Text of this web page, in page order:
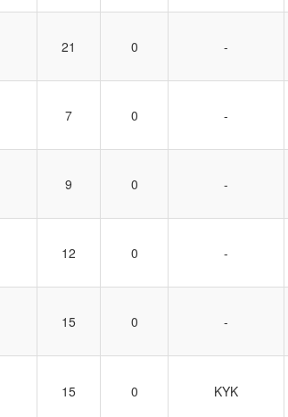
21 0 -
7 0 -
9 0 -
12 0 -
15 0 -
15 0 KYK